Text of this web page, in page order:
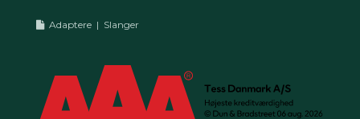
Adaptere| Slanger